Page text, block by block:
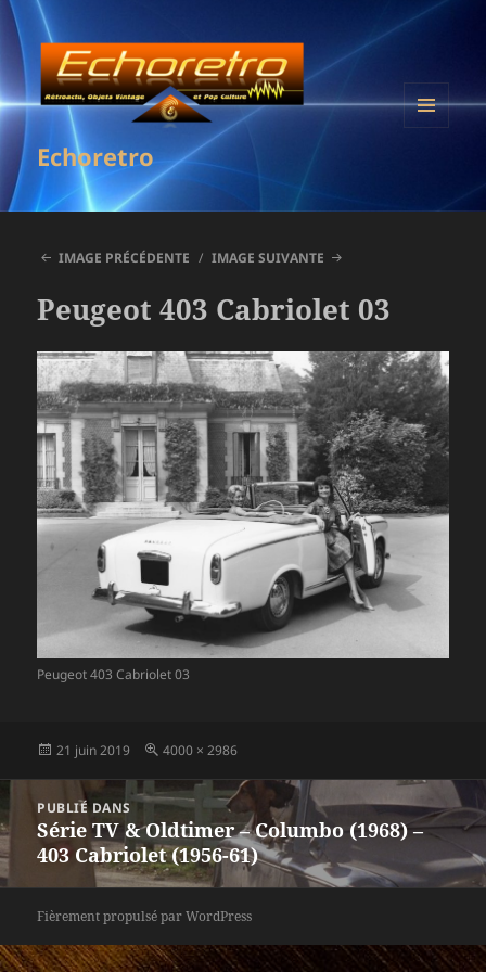
Echoretro
IMAGE PRÉCÉDENTE IMAGE SUIVANTE
Peugeot 403 Cabriolet 03
Peugeot 403 Cabriolet 03
Publié
21 juin 2019
Taille
4000 × 2986
Navigation
de
l’article
PUBLIÉ DANS
Série TV & Oldtimer – Columbo (1968) –
403 Cabriolet (1956-61)
Fièrement propulsé par WordPress